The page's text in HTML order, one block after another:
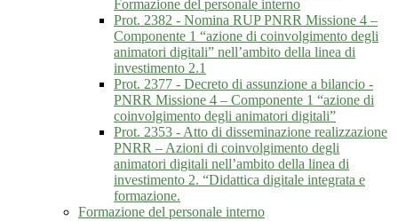
Formazione del personale interno
Prot. 2382 - Nomina RUP PNRR Missione 4 –
Componente 1 “azione di coinvolgimento degli
animatori digitali” nell’ambito della linea di
investimento 2.1
Prot. 2377 - Decreto di assunzione a bilancio -
PNRR Missione 4 – Componente 1 “azione di
coinvolgimento degli animatori digitali”
Prot. 2353 - Atto di disseminazione realizzazione
PNRR – Azioni di coinvolgimento degli
animatori digitali nell’ambito della linea di
investimento 2. “Didattica digitale integrata e
formazione.
Formazione del personale interno